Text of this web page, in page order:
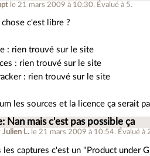
le 21 mars 2009 à 10:30. Évalué à 5.
c'est libre ?
: rien trouvé sur le site
: rien trouvé sur le site
: rien trouvé sur le site
les sources et la licence ça serait
Nan mais c'est pas possible ça
Julien L. le 21 mars 2009 à 10:54. Évalué à
les captures c'est un "Product under